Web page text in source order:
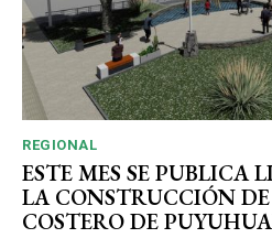
REGIONAL
ESTE MES SE PUBLICA
LA CONSTRUCCIÓN
COSTERO DE